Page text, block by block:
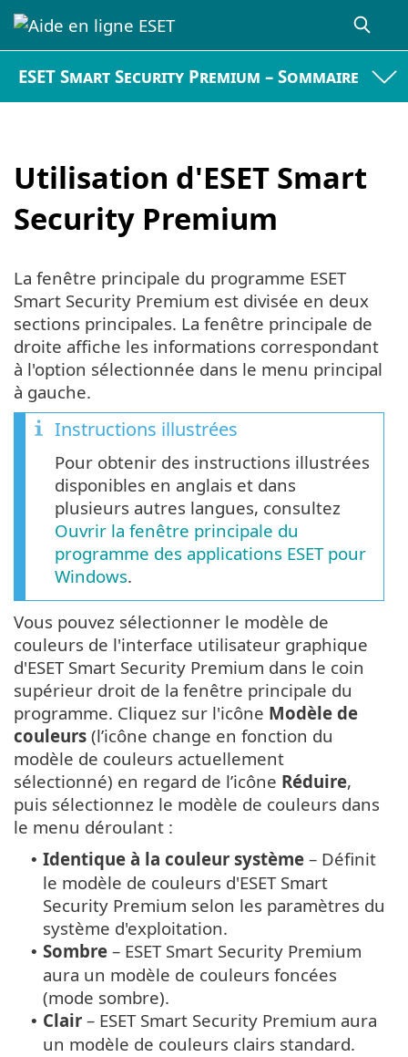
ESET Smart Security Premium – Sommaire
Utilisation d'ESET Smart
Security Premium
La fenêtre principale du programme ESET
Smart Security Premium est divisée en deux
sections principales. La fenêtre principale de
droite affiche les informations correspondant
à l'option sélectionnée dans le menu principal
à gauche.
Instructions illustrées
Pour obtenir des instructions illustrées
disponibles en anglais et dans
plusieurs autres langues, consultez
Ouvrir la fenêtre principale du
programme des applications ESET pour
Windows.
Vous pouvez sélectionner le modèle de
couleurs de l'interface utilisateur graphique
d'ESET Smart Security Premium dans le coin
supérieur droit de la fenêtre principale du
programme. Cliquez sur l'icône Modèle de
couleurs (l’icône change en fonction du
modèle de couleurs actuellement
sélectionné) en regard de l’icône Réduire,
puis sélectionnez le modèle de couleurs dans
le menu déroulant :
• Identique à la couleur système – Définit
le modèle de couleurs d'ESET Smart
Security Premium selon les paramètres du
système d'exploitation.
• Sombre – ESET Smart Security Premium
aura un modèle de couleurs foncées
(mode sombre).
• Clair – ESET Smart Security Premium aura
un modèle de couleurs clairs standard.